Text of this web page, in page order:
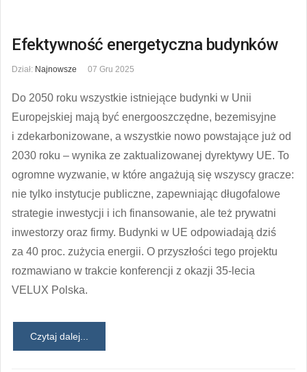
Efektywność energetyczna budynków
Dział: Najnowsze 07 Gru 2025
Do 2050 roku wszystkie istniejące budynki w Unii
Europejskiej mają być energooszczędne, bezemisyjne
i zdekarbonizowane, a wszystkie nowo powstające już od
2030 roku – wynika ze zaktualizowanej dyrektywy UE. To
ogromne wyzwanie, w które angażują się wszyscy gracze:
nie tylko instytucje publiczne, zapewniając długofalowe
strategie inwestycji i ich finansowanie, ale też prywatni
inwestorzy oraz firmy. Budynki w UE odpowiadają dziś
za 40 proc. zużycia energii. O przyszłości tego projektu
rozmawiano w trakcie konferencji z okazji 35-lecia
VELUX Polska.
Czytaj dalej...